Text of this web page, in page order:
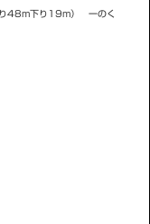
り48m下り19m） 一のく